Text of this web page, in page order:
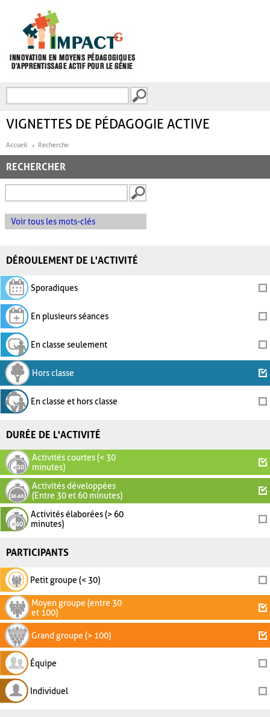
FORMULAIRE DE
VIGNETTES DE PÉDAGOGIE ACTIVE
Accueil Recherche
RECHERCHER
Voir tous les mots-clés
DÉROULEMENT DE L'ACTIVITÉ
Sporadiques
En plusieurs séances
En classe seulement
Hors classe
En classe et hors classe
DURÉE DE L'ACTIVITÉ
Activités courtes (< 30
minutes)
Activités développées
(Entre 30 et 60 minutes)
Activités élaborées (> 60
minutes)
PARTICIPANTS
Petit groupe (< 30)
Moyen groupe (entre 30
et 100)
Grand groupe (> 100)
Équipe
Individuel